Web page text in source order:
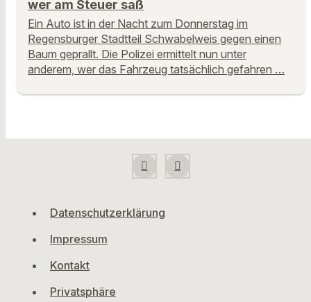
wer am Steuer saß
Ein Auto ist in der Nacht zum Donnerstag im
Regensburger Stadtteil Schwabelweis gegen einen
Baum geprallt. Die Polizei ermittelt nun unter
anderem, wer das Fahrzeug tatsächlich gefahren …
Datenschutzerklärung
Impressum
Kontakt
Privatsphäre